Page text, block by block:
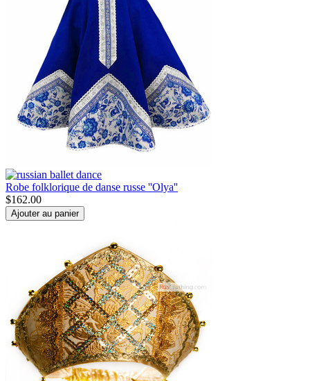
Robe folklorique de danse russe ''Olya''
$162.00
Ajouter au panier